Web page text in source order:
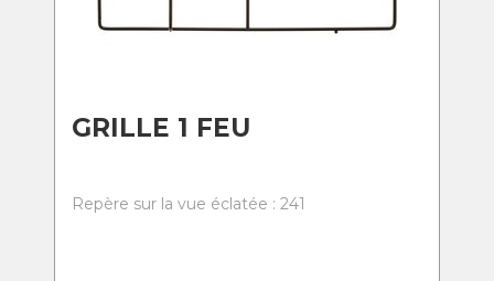
GRILLE 1 FEU
Repère sur la vue éclatée : 241